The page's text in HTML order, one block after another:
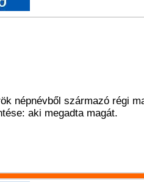
népnévből származó régi
aki megadta magát.